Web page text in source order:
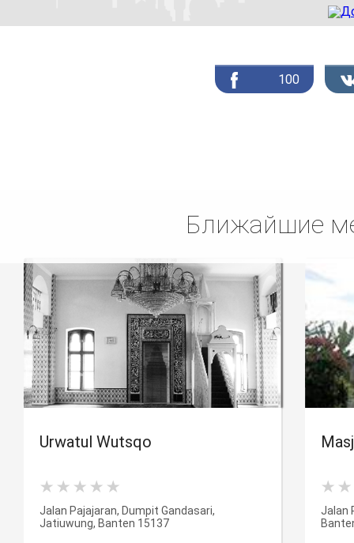
100
Ближайшие
Urwatul Wutsqo
Jalan Pajajaran, Dumpit Gandasari,
Jatiuwung, Banten 15137
Jalan